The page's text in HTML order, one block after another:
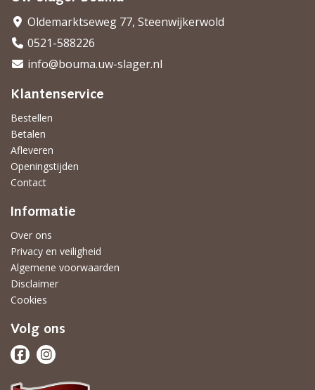
Oldemarktseweg 77, Steenwijkerwold
0521-588226
info@bouma.uw-slager.nl
Klantenservice
Bestellen
Betalen
Afleveren
Openingstijden
Contact
Informatie
Over ons
Privacy en veiligheid
Algemene voorwaarden
Disclaimer
Cookies
Volg ons